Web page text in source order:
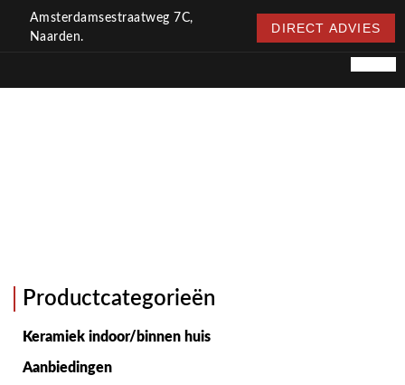
Amsterdamsestraatweg 7C,
Naarden.
DIRECT ADVIES
Productcategorieën
Keramiek indoor/binnen huis
Aanbiedingen